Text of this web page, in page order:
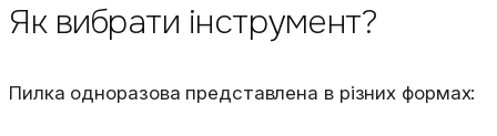
Як вибрати інструмент?
Пилка одноразова представлена в різних формах: